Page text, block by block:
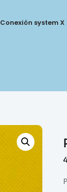
Conexión system X